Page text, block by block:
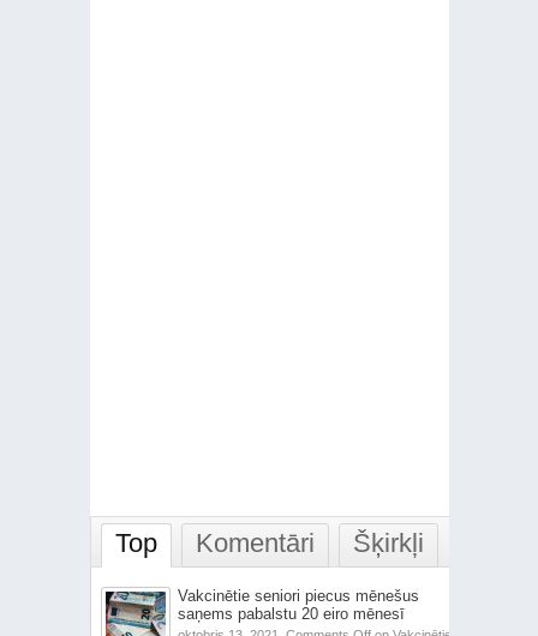
Top Komentāri Šķirkļi
Vakcinētie seniori piecus mēnešus
saņems pabalstu 20 eiro mēnesī